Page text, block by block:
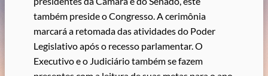
também preside o Congresso. A cerimônia
marcará a retomada das atividades do Poder
Legislativo após o recesso parlamentar. O
Executivo e o Judiciário também se fazem